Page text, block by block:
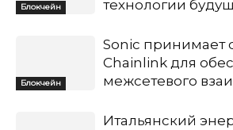
Блокчейн
технологии
Блокчейн
Sonic принимает
Chainlink для
межсетевого
Итальянский